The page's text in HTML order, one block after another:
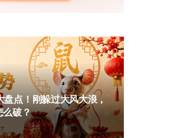
盘点！刚躲过大风大浪，
么破？